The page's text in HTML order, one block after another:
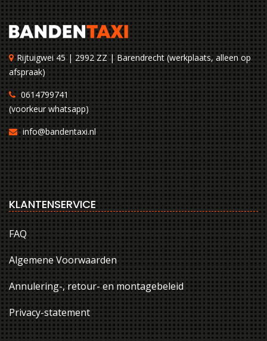
Rijtuigwei 45 | 2992 ZZ | Barendrecht (werkplaats, alleen op
afspraak)
0614799741
(voorkeur whatsapp)
info@bandentaxi.nl
KLANTENSERVICE
FAQ
Algemene Voorwaarden
Annulering-, retour- en montagebeleid
Privacy-statement